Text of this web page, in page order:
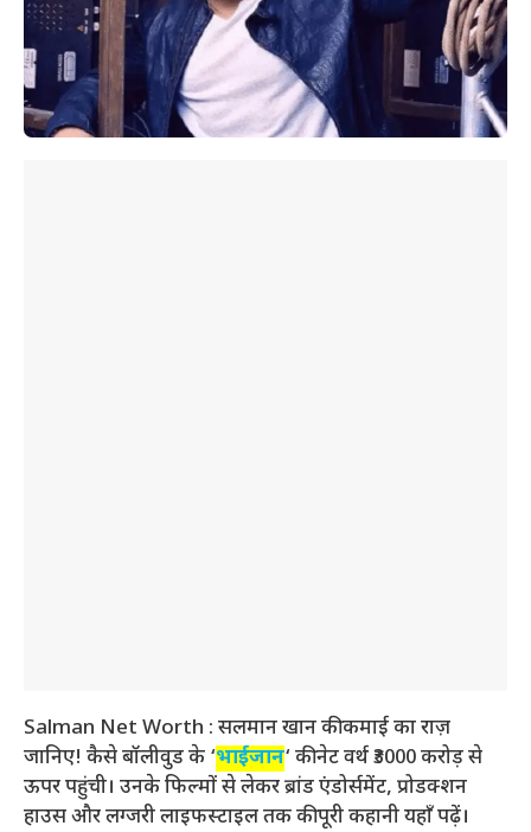
Salman Net Worth : सलमान खान की कमाई का राज़
जानिए! कैसे बॉलीवुड के ‘भाईजान‘ की नेट वर्थ ₹3000 करोड़ से
ऊपर पहुंची। उनके फिल्मों से लेकर ब्रांड एंडोर्समेंट, प्रोडक्शन
हाउस और लग्जरी लाइफस्टाइल तक की पूरी कहानी यहाँ पढ़ें।